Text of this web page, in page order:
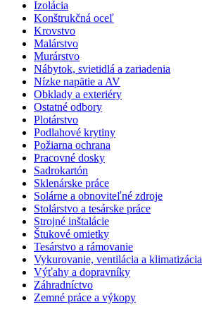
Izolácia
Konštrukčná oceľ
Krovstvo
Malárstvo
Murárstvo
Nábytok, svietidlá a zariadenia
Nízke napätie a AV
Obklady a exteriéry
Ostatné odbory
Plotárstvo
Podlahové krytiny
Požiarna ochrana
Pracovné dosky
Sadrokartón
Sklenárske práce
Solárne a obnoviteľné zdroje
Stolárstvo a tesárske práce
Strojné inštalácie
Štukové omietky
Tesárstvo a rámovanie
Vykurovanie, ventilácia a klimatizácia
Výťahy a dopravníky
Záhradníctvo
Zemné práce a výkopy